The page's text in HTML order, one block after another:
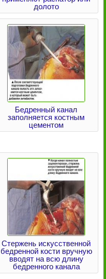
долото
Бедренный канал
заполняется костным
цементом
Стержень искусственной
бедренной кости вручную
вводят на всю длину
бедренного канала